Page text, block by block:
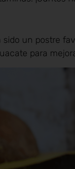
sido un postre
para